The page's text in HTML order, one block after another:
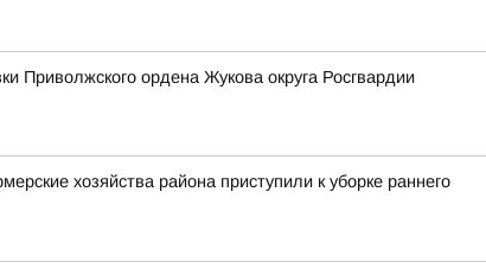
Приволжского ордена Жукова округа Росгвардии
хозяйства района приступили к уборке раннего